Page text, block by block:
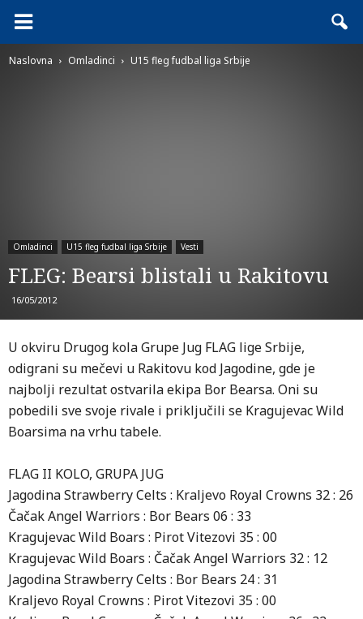
Naslovna Omladinci U15 fleg fudbal liga Srbije
Omladinci U15 fleg fudbal liga Srbije Vesti
FLEG: Bearsi blistali u Rakitovu
16/05/2012
U okviru Drugog kola Grupe Jug FLAG lige Srbije,
odigrani su mečevi u Rakitovu kod Jagodine, gde je
najbolji rezultat ostvarila ekipa Bor Bearsa. Oni su
pobedili sve svoje rivale i priključili se Kragujevac Wild
Boarsima na vrhu tabele.
FLAG II KOLO, GRUPA JUG
Jagodina Strawberry Celts : Kraljevo Royal Crowns 32 : 26
Čačak Angel Warriors : Bor Bears 06 : 33
Kragujevac Wild Boars : Pirot Vitezovi 35 : 00
Kragujevac Wild Boars : Čačak Angel Warriors 32 : 12
Jagodina Strawberry Celts : Bor Bears 24 : 31
Kraljevo Royal Crowns : Pirot Vitezovi 35 : 00